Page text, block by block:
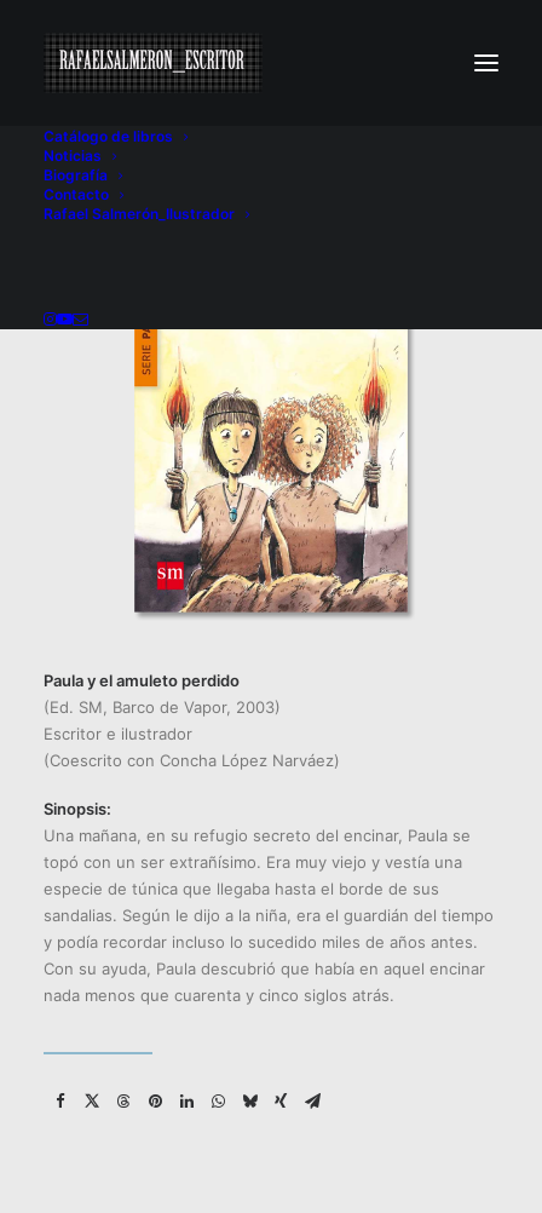
Catálogo de libros
Noticias
Biografía
Contacto
Rafael Salmerón_Ilustrador
Paula y el amuleto perdido
(Ed. SM, Barco de Vapor, 2003)
Escritor e ilustrador
(Coescrito con Concha López Narváez)
Sinopsis:
Una mañana, en su refugio secreto del encinar, Paula se
topó con un ser extrañísimo. Era muy viejo y vestía una
especie de túnica que llegaba hasta el borde de sus
sandalias. Según le dijo a la niña, era el guardián del tiempo
y podía recordar incluso lo sucedido miles de años antes.
Con su ayuda, Paula descubrió que había en aquel encinar
nada menos que cuarenta y cinco siglos atrás.